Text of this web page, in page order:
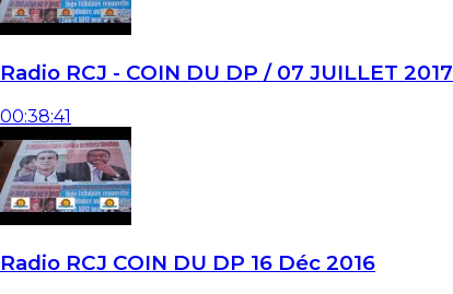
Radio RCJ - COIN DU DP / 07 JUILLET 2017
00:38:41
Radio RCJ COIN DU DP 16 Déc 2016